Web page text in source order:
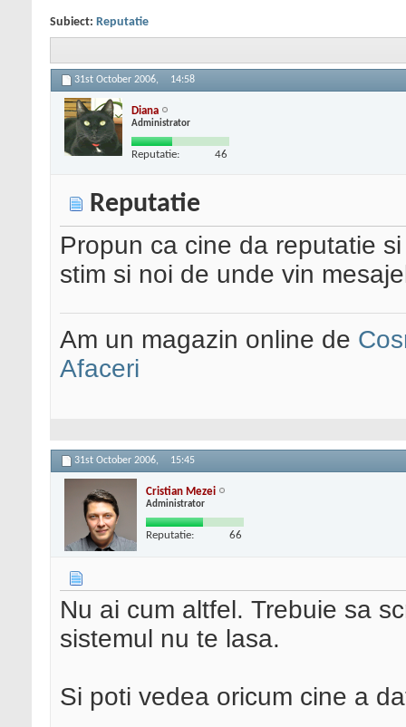
Subiect: Reputatie
31st October 2006, 14:58
Diana
Administrator
Reputatie: 46
Reputatie
Propun ca cine da reputatie
stim si noi de unde vin
Am un magazin online de
Afaceri
31st October 2006, 15:45
Cristian Mezei
Administrator
Reputatie: 66
Nu ai cum altfel. Trebuie sa
sistemul nu te lasa.
Si poti vedea oricum cine a